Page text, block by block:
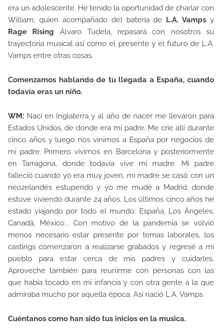
era un adolescente. He tenido la oportunidad de charlar con
William, quien acompañado del batería de L.A. Vamps y
Rage Rising Álvaro Tudela, repasará con nosotros su
trayectoria musical así como el presente y el futuro de L.A.
Vamps entre otras cosas.
Comenzamos hablando de tu llegada a España, cuando
todavía eras un niño.
WM: Nací en Inglaterra y al año de nacer me llevaron para
Estados Unidos, de donde era mi padre. Me crie allí durante
cinco años y luego nos vinimos a España por negocios de
mi padre. Primero vivimos en Barcelona y posteriormente
en Tarragona, donde todavía vive mi madre. Mi padre
falleció cuando yo era muy joven, mi madre se casó con un
neozelandés estupendo y yo me mudé a Madrid, donde
estuve viviendo durante 24 años. Los últimos cinco años he
estado viajando por todo el mundo: España, Los Ángeles,
Canadá, México... Con motivo de la pandemia se volvió
menos necesario estar presente por temas laborales, los
castings comenzaron a realizarse grabados y regresé a mi
pueblo para estar cerca de mis padres y cuidarles.
Aproveché también para reunirme con personas con las
que había tocado en mi infancia y con otra gente a la que
admiraba mucho por aquella época. Así nació L.A. Vamps.
Cuéntanos como han sido tus inicios en la musica.